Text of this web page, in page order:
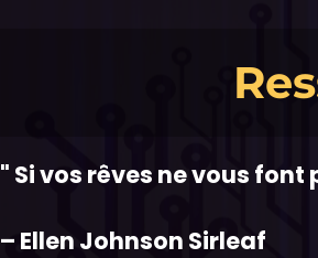
" Si vos rêves ne vous
– Ellen Johnson Sirleaf